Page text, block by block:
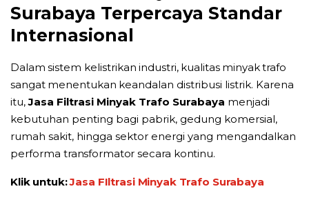
Surabaya Terpercaya Standar
Internasional
Dalam sistem kelistrikan industri, kualitas minyaktrafo
sangat menentukan keandalan distribusi listrik. Karena
itu,Jasa Filtrasi Minyak Trafo Surabaya menjadi
kebutuhan penting bagi pabrik, gedung komersial,
rumah sakit, hingga sektor energi yang mengandalkan
performa transformator secara kontinu.
Klik untuk:Jasa FIltrasi Minyak Trafo Surabaya